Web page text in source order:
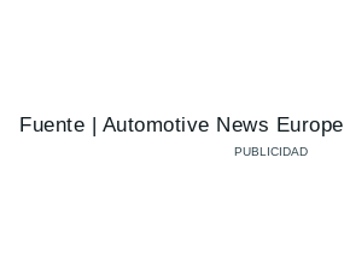
Fuente | Automotive News Europe